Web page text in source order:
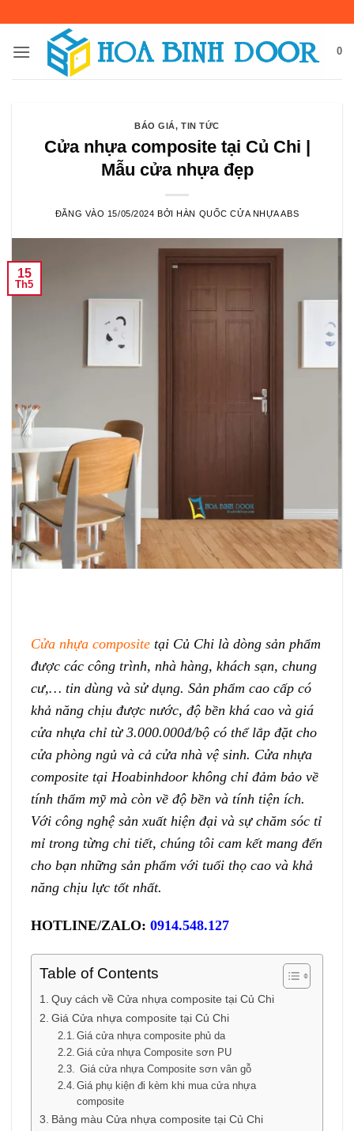
nội
0
BÁO GIÁ,TIN TỨC
Cửa nhựa composite tại Củ Chi |
Mẫu cửa nhựa đẹp
ĐĂNG VÀO 15/05/2024 BỞIHÀN QUỐC CỬA NHỰA ABS
15
Th5
Cửa nhựa composite tại Củ Chi là dòng sản phẩm
được các công trình, nhà hàng, khách sạn, chung
cư,… tin dùng và sử dụng. Sản phẩm cao cấp có
khả năng chịu được nước, độ bền khá cao và giá
cửa nhựa chỉ từ 3.000.000đ/bộ có thể lắp đặt cho
cửa phòng ngủ và cả cửa nhà vệ sinh. Cửa nhựa
composite tại Hoabinhdoor không chỉ đảm bảo về
tính thẩm mỹ mà còn về độ bền và tính tiện ích.
Với công nghệ sản xuất hiện đại và sự chăm sóc tỉ
mỉ trong từng chi tiết, chúng tôi cam kết mang đến
cho bạn những sản phẩm với tuổi thọ cao và khả
năng chịu lực tốt nhất.
HOTLINE/ZALO: 0914.548.127
Table of Contents
Quy cách về Cửa nhựa composite tại Củ Chi
Giá Cửa nhựa composite tại Củ Chi
Giá cửa nhựa composite phủ da
Giá cửa nhựa Composite sơn PU
Giá cửa nhựa Composite sơn vân gỗ
Giá phụ kiện đi kèm khi mua cửa nhựa
composite
Bảng màu Cửa nhựa composite tại Củ Chi